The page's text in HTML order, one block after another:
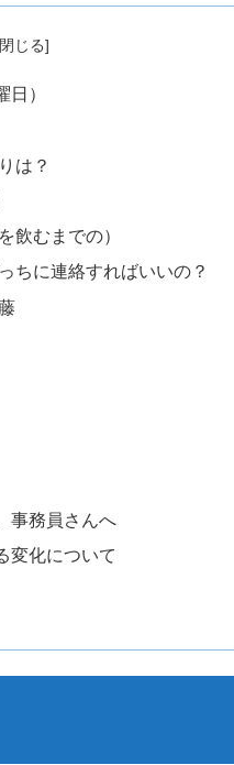
）
は？
飲むまでの）
ちに連絡すればいいの？
事務員さんへ
変化について